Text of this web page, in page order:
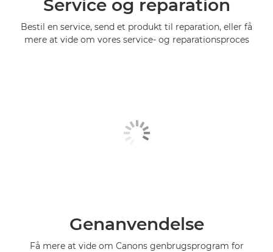
Service og reparation
Bestil en service, send et produkt til reparation, eller få
mere at vide om vores service- og reparationsproces
Genanvendelse
Få mere at vide om Canons genbrugsprogram for